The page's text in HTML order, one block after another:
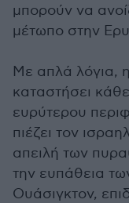
μπορούν να
μέτωπο στην
Με απλά λόγια,
καταστήσει
ευρύτερου
πιέζει τον
απειλή των
την ευπάθεια
Ουάσιγκτον,